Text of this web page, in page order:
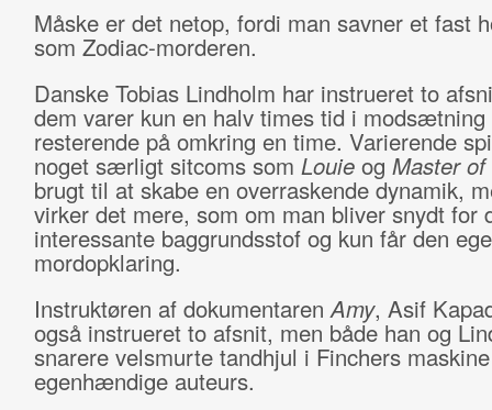
Måske er det netop, fordi man savner et fast
som Zodiac-morderen.
Danske Tobias Lindholm har instrueret to
dem varer kun en halv times tid i
resterende på omkring en time. Varierende
noget særligt sitcoms som Louie og Master
brugt til at skabe en overraskende dynamik,
virker det mere, som om man bliver snydt for
interessante baggrundsstof og kun får den
mordopklaring.
Instruktøren af dokumentarenAmy, Asif
også instrueret to afsnit, men både han og
snarere velsmurte tandhjul i Finchers
egenhændige auteurs.